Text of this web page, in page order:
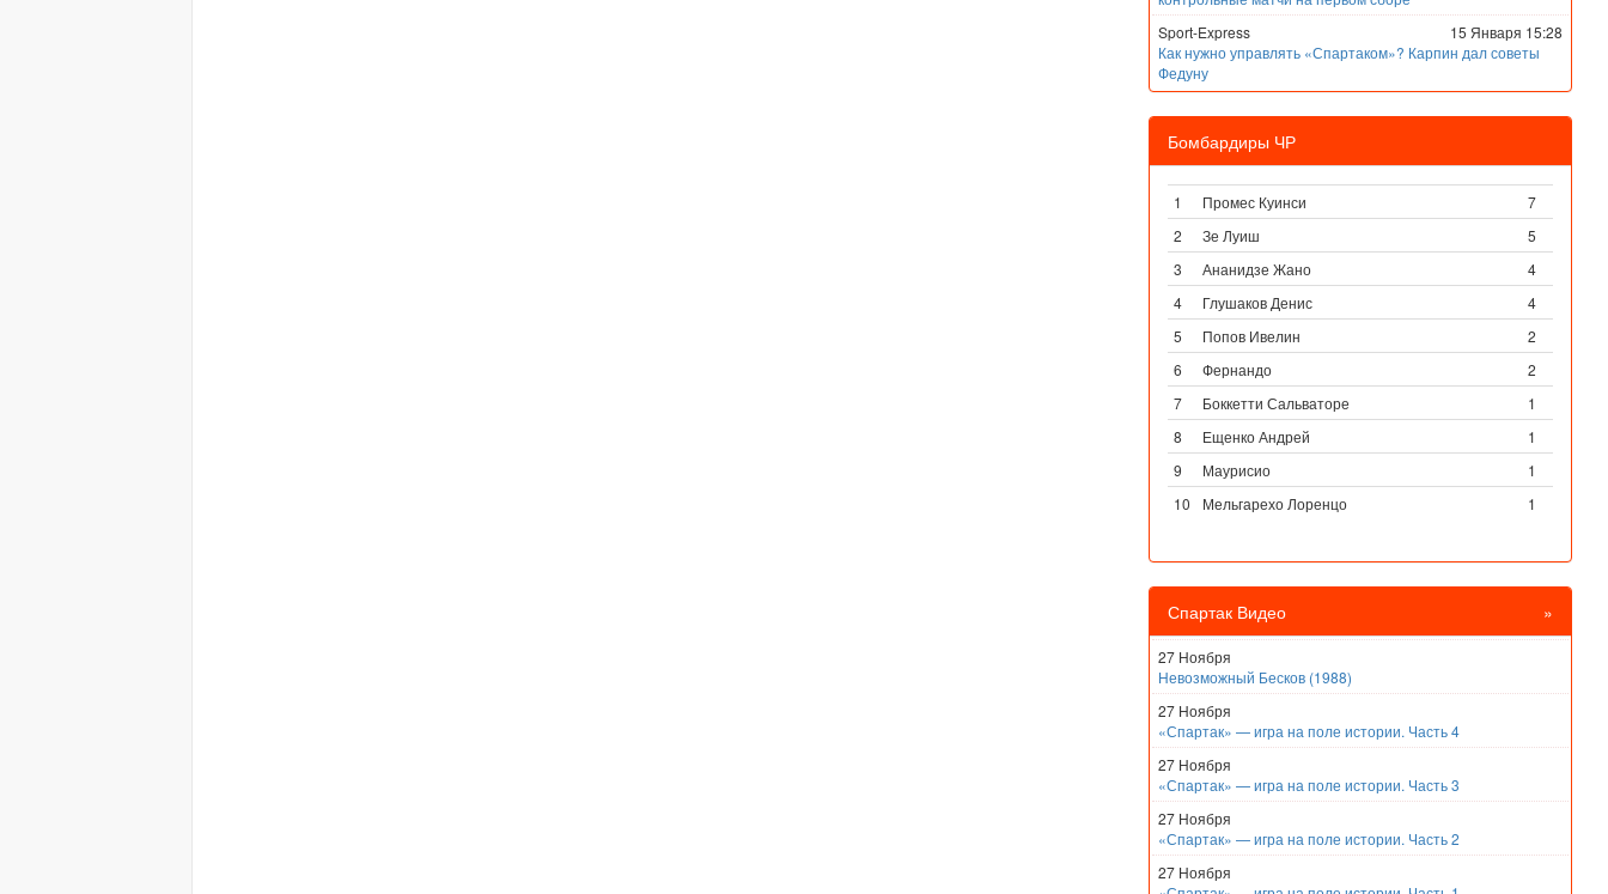
Sport-Express
15 Января 15:28
Как нужно управлять «Спартаком»? Карпин дал советы
Федуну
Бомбардиры ЧР
1 Промес Куинси
7
2
Зе Луиш
5
3
Ананидзе Жано
4
4
Глушаков Денис
4
5
Попов Ивелин
2
6
Фернандо
2
7
Боккетти Сальваторе
1
8
Ещенко Андрей
1
9
Маурисио
1
10
Мельгарехо Лоренцо 1
Спартак Видео »
27 Ноября
Невозможный Бесков (1988)
27 Ноября
«Спартак» — игра на поле истории. Часть 4
27 Ноября
«Спартак» — игра на поле истории. Часть 3
27 Ноября
«Спартак» — игра на поле истории. Часть 2
27 Ноября